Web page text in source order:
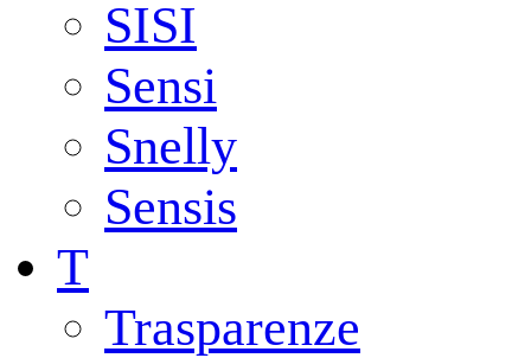
SISI
Sensi
Snelly
Sensis
T
Trasparenze